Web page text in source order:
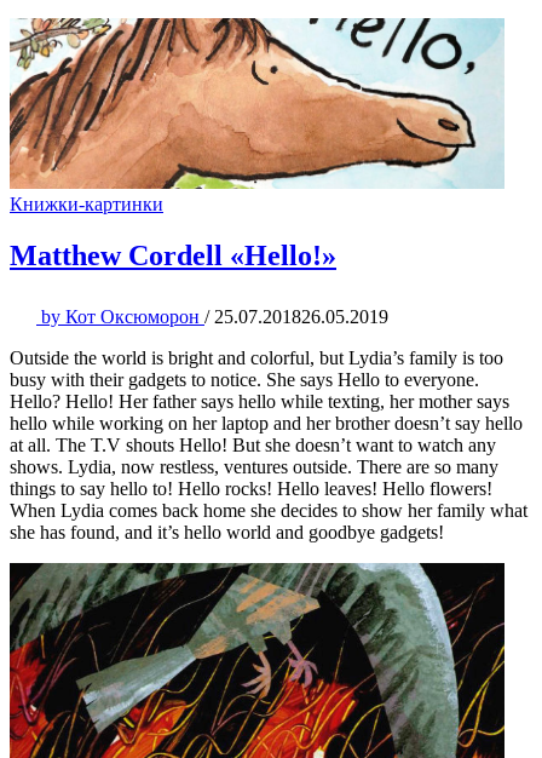
Книжки-картинки
Matthew Cordell «Hello!»
by Кот Оксюморон / 25.07.201826.05.2019
Outside the world is bright and colorful, but Lydia’s family is too
busy with their gadgets to notice. She says Hello to everyone.
Hello? Hello! Her father says hello while texting, her mother says
hello while working on her laptop and her brother doesn’t say hello
at all. The T.V shouts Hello! But she doesn’t want to watch any
shows. Lydia, now restless, ventures outside. There are so many
things to say hello to! Hello rocks! Hello leaves! Hello flowers!
When Lydia comes back home she decides to show her family what
she has found, and it’s hello world and goodbye gadgets!